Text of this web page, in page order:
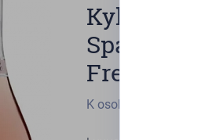
Kylie
Sparkling
Free
K osobnímu odběru: